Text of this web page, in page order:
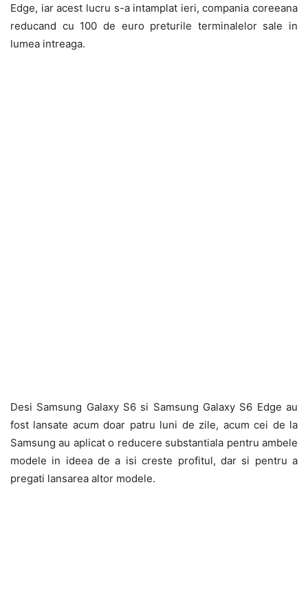
Edge, iar acest lucru s-a intamplat ieri, compania coreeana
reducand cu 100 de euro preturile terminalelor sale in
lumea intreaga.
Desi Samsung Galaxy S6 si Samsung Galaxy S6 Edge au
fost lansate acum doar patru luni de zile, acum cei de la
Samsung au aplicat o reducere substantiala pentru ambele
modele in ideea de a isi creste profitul, dar si pentru a
pregati lansarea altor modele.